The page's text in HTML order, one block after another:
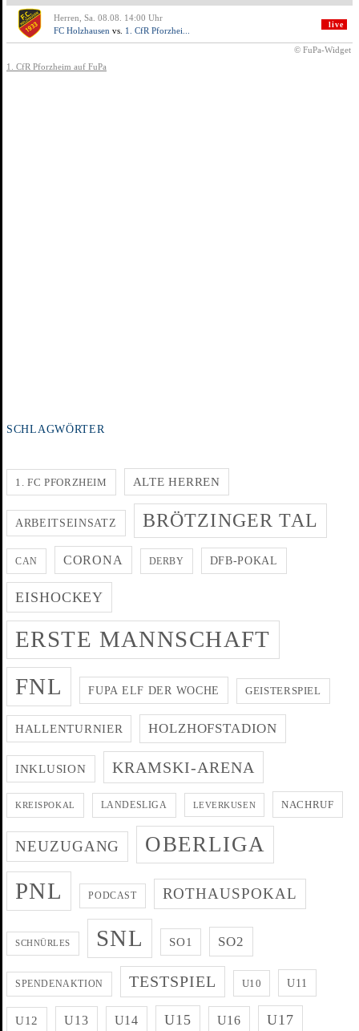
SCHLAGWÖRTER
1. FC PFORZHEIM ALTE HERREN
ARBEITSEINSATZ BRÖTZINGER TAL
CAN CORONA DERBY DFB-POKAL
EISHOCKEY
ERSTE MANNSCHAFT
FNL FUPA ELF DER WOCHE GEISTERSPIEL
HALLENTURNIER HOLZHOFSTADION
INKLUSION KRAMSKI-ARENA
KREISPOKAL LANDESLIGA LEVERKUSEN NACHRUF
NEUZUGANG OBERLIGA
PNL PODCAST ROTHAUSPOKAL
SCHNÜRLES SNL SO1 SO2
SPENDENAKTION TESTSPIEL U10 U11
U12 U13 U14 U15 U16 U17